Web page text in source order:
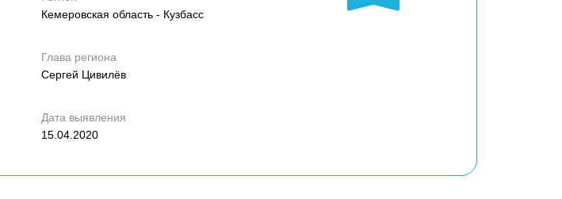
Кемеровская область - Кузбасс
Глава региона
Сергей Цивилёв
Дата выявления
15.04.2020